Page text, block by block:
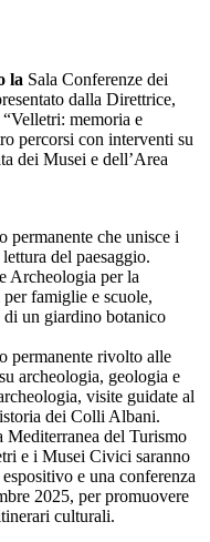
la Sala Conferenze dei
dalla Direttrice,
memoria e
percorsi con interventi su
dei Musei e dell’Area
permanente che unisce i
del paesaggio.
Archeologia per la
famiglie e scuole,
di un giardino botanico
permanente rivolto alle
archeologia, geologia e
visite guidate al
dei Colli Albani.
del Turismo
e i Musei Civici saranno
e una conferenza
2025, per promuovere
culturali.